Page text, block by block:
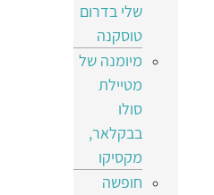
שלי בדרום
טוסקנה
מיומנה של
מטיילת
סולו
בבקלאר,
מקסיקו
חופשה